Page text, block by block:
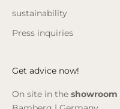
sustainability
Press inquiries
Get advice now!
On site in the showroom